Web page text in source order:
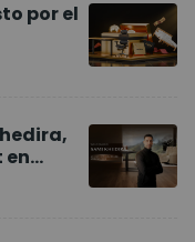
por el
en